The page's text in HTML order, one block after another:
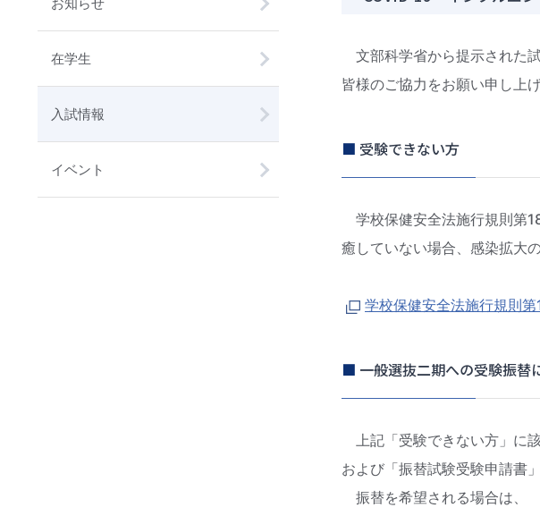
文部科学省から提示された
皆様のご協力をお願い申し上げ
■ 受験できない方
学校保健安全法施行規則第
癒していない場合、感染拡大
学校保健安全法施行規則第
■ 一般選抜二期への受験振替
上記「受験できない方」に
および「振替試験受験申請書
振替を希望される場合は、
在学生
入試情報
イベント